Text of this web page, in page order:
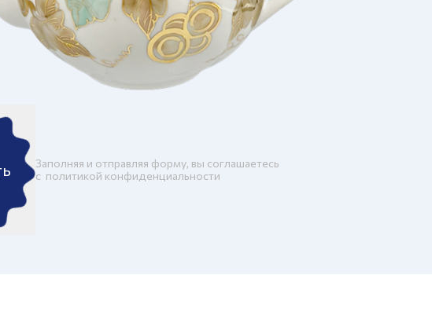
Заполняя и отправляя форму, вы соглашаетесь
c политикой конфиденциальности